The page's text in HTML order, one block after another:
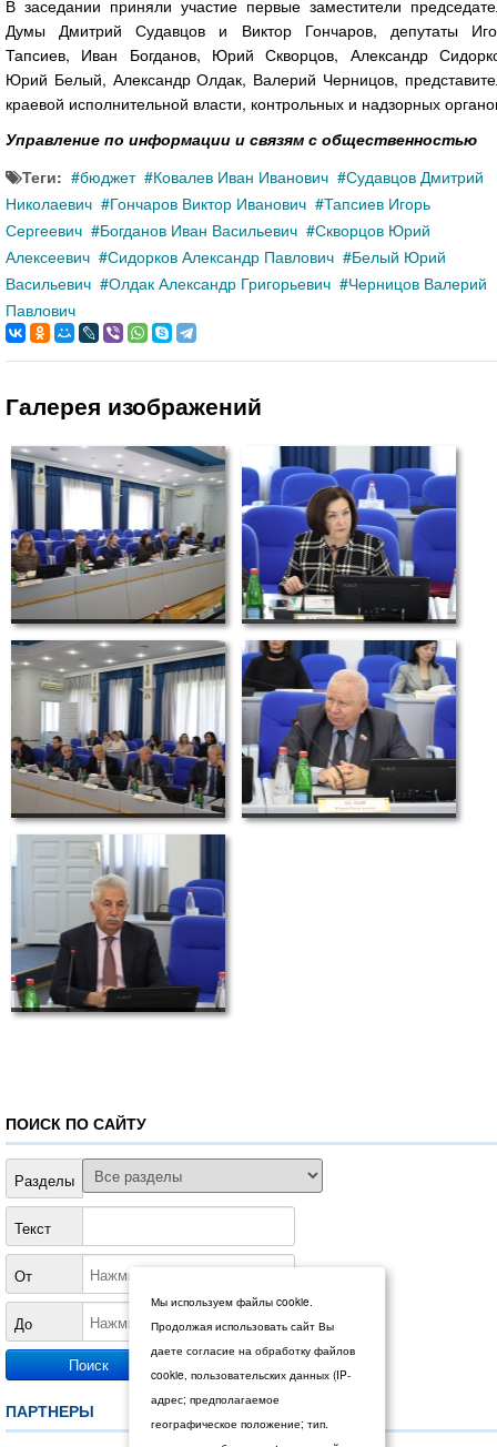
В заседании приняли участие первые заместители
Думы Дмитрий Судавцов и Виктор Гончаров, депутаты
Тапсиев, Иван Богданов, Юрий Скворцов, Александр
Юрий Белый, Александр Олдак, Валерий Черницов,
краевой исполнительной власти, контрольных и надзорных
Управление по информации и связям с общественностью
Теги:
бюджет Ковалев Иван Иванович
Судавцов Дмитрий
Николаевич
Гончаров Виктор Иванович
Тапсиев Игорь
Сергеевич
Богданов Иван Васильевич
Скворцов Юрий
Алексеевич
Сидорков Александр Павлович
Белый Юрий
Васильевич
Олдак Александр Григорьевич
Черницов Валерий
Павлович
Галерея изображений
ПОИСК ПО САЙТУ
Разделы
Текст
От
До
ПАРТНЕРЫ
Мы используем файлы cookie.
Продолжая использовать сайт Вы
даете согласие на обработку файлов
cookie, пользовательских данных (IP-
адрес; предполагаемое
географическое положение; тип.